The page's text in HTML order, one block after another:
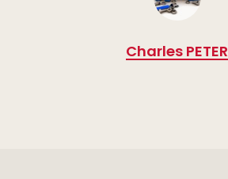
Charles PETER